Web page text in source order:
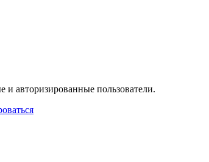
и авторизированные пользователи.